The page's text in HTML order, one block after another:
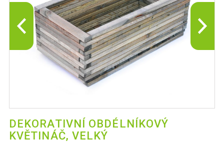
DEKORATIVNÍ OBDÉLNÍKOVÝ
KVĚTINÁČ, VELKÝ